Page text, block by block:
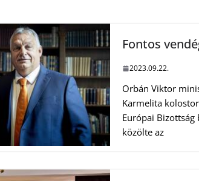
Fontos
2023.09.22.
Orbán Viktor
Karmelita
Európai Bizottság
közölte az